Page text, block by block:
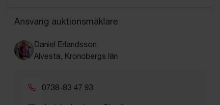
Ansvarig auktionsmäklare
Daniel Erlandsson
Alvesta, Kronobergs län
0738-83 47 93